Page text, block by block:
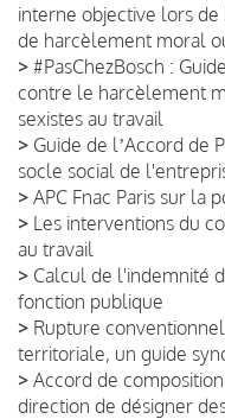
interne objective lors
de harcèlement moral
> #PasChezBosch :
contre le harcèlement
sexistes au travail
> Guide de lʼAccord de
socle social de
> APC Fnac Paris sur la
> Les interventions du
au travail
> Calcul de l'indemnité
fonction publique
> Rupture
territoriale, un guide
> Accord de
direction de désigner